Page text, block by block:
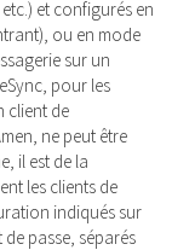
et configurés en
ou en mode
sur un
pour les
client de
ne peut être
il est de la
les clients de
indiqués sur
passe, séparés